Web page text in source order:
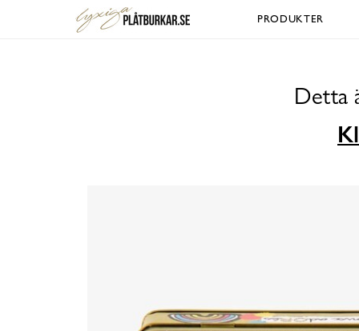
PRODUKTER
Detta